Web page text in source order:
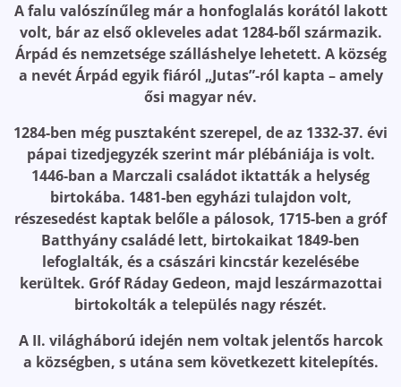
A falu valószínűleg már a honfoglalás korától lakott
volt, bár az első okleveles adat 1284-ből származik.
Árpád és nemzetsége szálláshelye lehetett. A község
a nevét Árpád egyik fiáról „Jutas”-ról kapta – amely
ősi magyar név.
1284-ben még pusztaként szerepel, de az 1332-37. évi
pápai tizedjegyzék szerint már plébániája is volt.
1446-ban a Marczali családot iktatták a helység
birtokába. 1481-ben egyházi tulajdon volt,
részesedést kaptak belőle a pálosok, 1715-ben a gróf
Batthyány családé lett, birtokaikat 1849-ben
lefoglalták, és a császári kincstár kezelésébe
kerültek. Gróf Ráday Gedeon, majd leszármazottai
birtokolták a település nagy részét.
A II. világháború idején nem voltak jelentős harcok
a községben, s utána sem következett kitelepítés.